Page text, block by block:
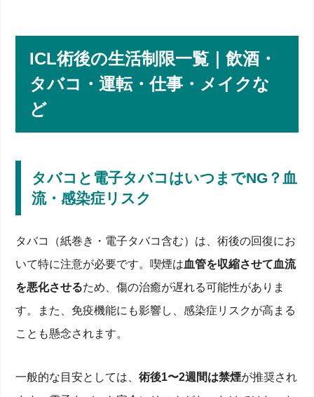
ICL術後の生活制限一覧｜飲酒・
タバコ・運転・仕事・メイクな
ど
タバコと電子タバコはいつまでNG？血
流・感染症リスク
タバコ（紙巻き・電子タバコ含む）は、術後の回復にお
いて特に注意が必要です。喫煙は血管を収縮させて血流
を悪化させるため、傷の治癒が遅れる可能性がありま
す。また、免疫機能にも影響し、感染症リスクが高まる
ことも懸念されます。
一般的な目安としては、術後1〜2週間は禁煙が推奨され
アルコールが角膜・眼内レンズに及ぼす影響
前日にどうしても飲みたい？リスク回避の暇つぶし
術
術後いつからアルコールOK？最短日数と回復プロセ
ス
回復を早める生活習慣
アルコール摂取量の目安｜量と頻度の制限を具体例
事・メイクなど
タバコと電子タバコはいつまでNG？血流・感染症
リスク
車の運転再開は視力安定後いつから？保護メガネの
仕事復帰のタイミング別チェックリスト
メイク・洗顔・洗髪・スキンケア再開ガイド
旅行や遠方出張時の注意点と持ち物
アルコールが硝子体・角膜治癒に及ぼす作用